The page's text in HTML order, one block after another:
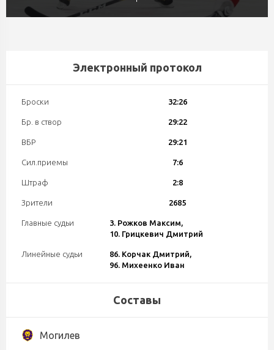
Электронный протокол
Броски 32:26
Бр. в створ 29:22
ВБР 29:21
Сил.приемы 7:6
Штраф 2:8
Зрители 2685
Главные судьи
3. Рожков Максим,
10. Грицкевич Дмитрий
Линейные судьи
86. Корчак Дмитрий,
96. Михеенко Иван
Составы
Могилев